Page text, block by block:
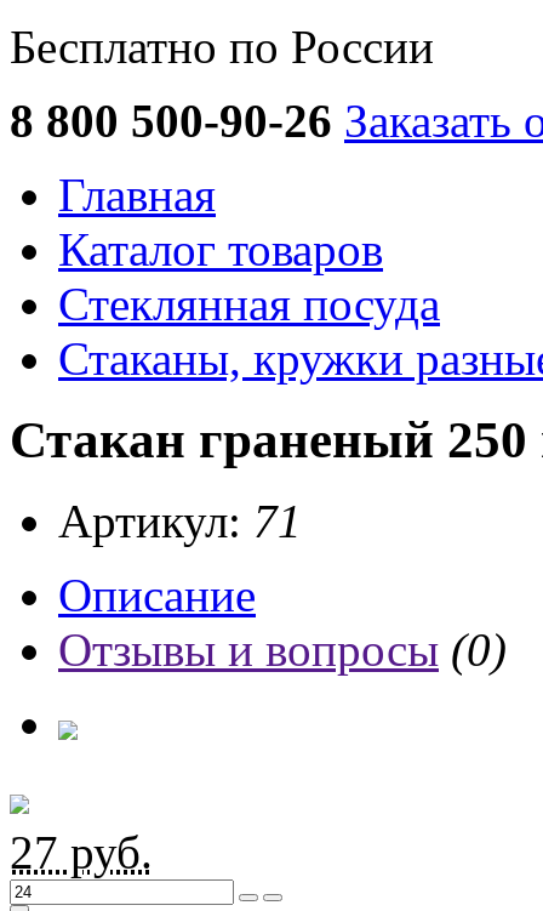
Бесплатно по России
8 800 500-90-26 Заказать
Главная
Каталог товаров
Стеклянная посуда
Стаканы, кружки
Стакан граненый 250
Артикул: 71
Описание
Отзывы и вопросы (0)
27 руб.